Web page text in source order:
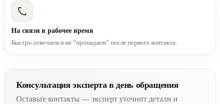
На связи в рабочее время
Быстро отвечаем и не “пропадаем” после первого контакта.
Консультация эксперта в день обращения
Оставьте контакты — эксперт уточнит детали и